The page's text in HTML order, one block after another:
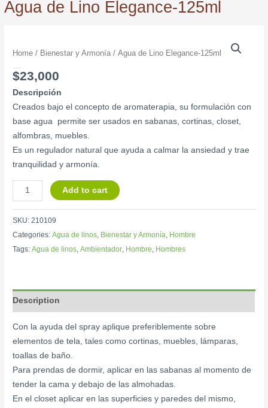
Agua de Lino Elegance-125ml
Home / Bienestar y Armonía / Agua de Lino Elegance-125ml
$23,000
Descripción
Creados bajo el concepto de aromaterapia, su formulación con
base agua permite ser usados en sabanas, cortinas, closet,
alfombras, muebles.
Es un regulador natural que ayuda a calmar la ansiedad y trae
tranquilidad y armonía.
de
Elegance-
125ml
quantity
Add to cart
SKU:210109
Categories:Agua de linos, Bienestar y Armonía, Hombre
Tags:Agua de linos,Ambientador, Hombre, Hombres
Description
Con la ayuda del spray aplique preferiblemente sobre
elementos de tela, tales como cortinas, muebles, lámparas,
toallas de baño.
Para prendas de dormir, aplicar en las sabanas al momento de
tender la cama y debajo de las almohadas.
En el closet aplicar en las superficies y paredes del mismo,